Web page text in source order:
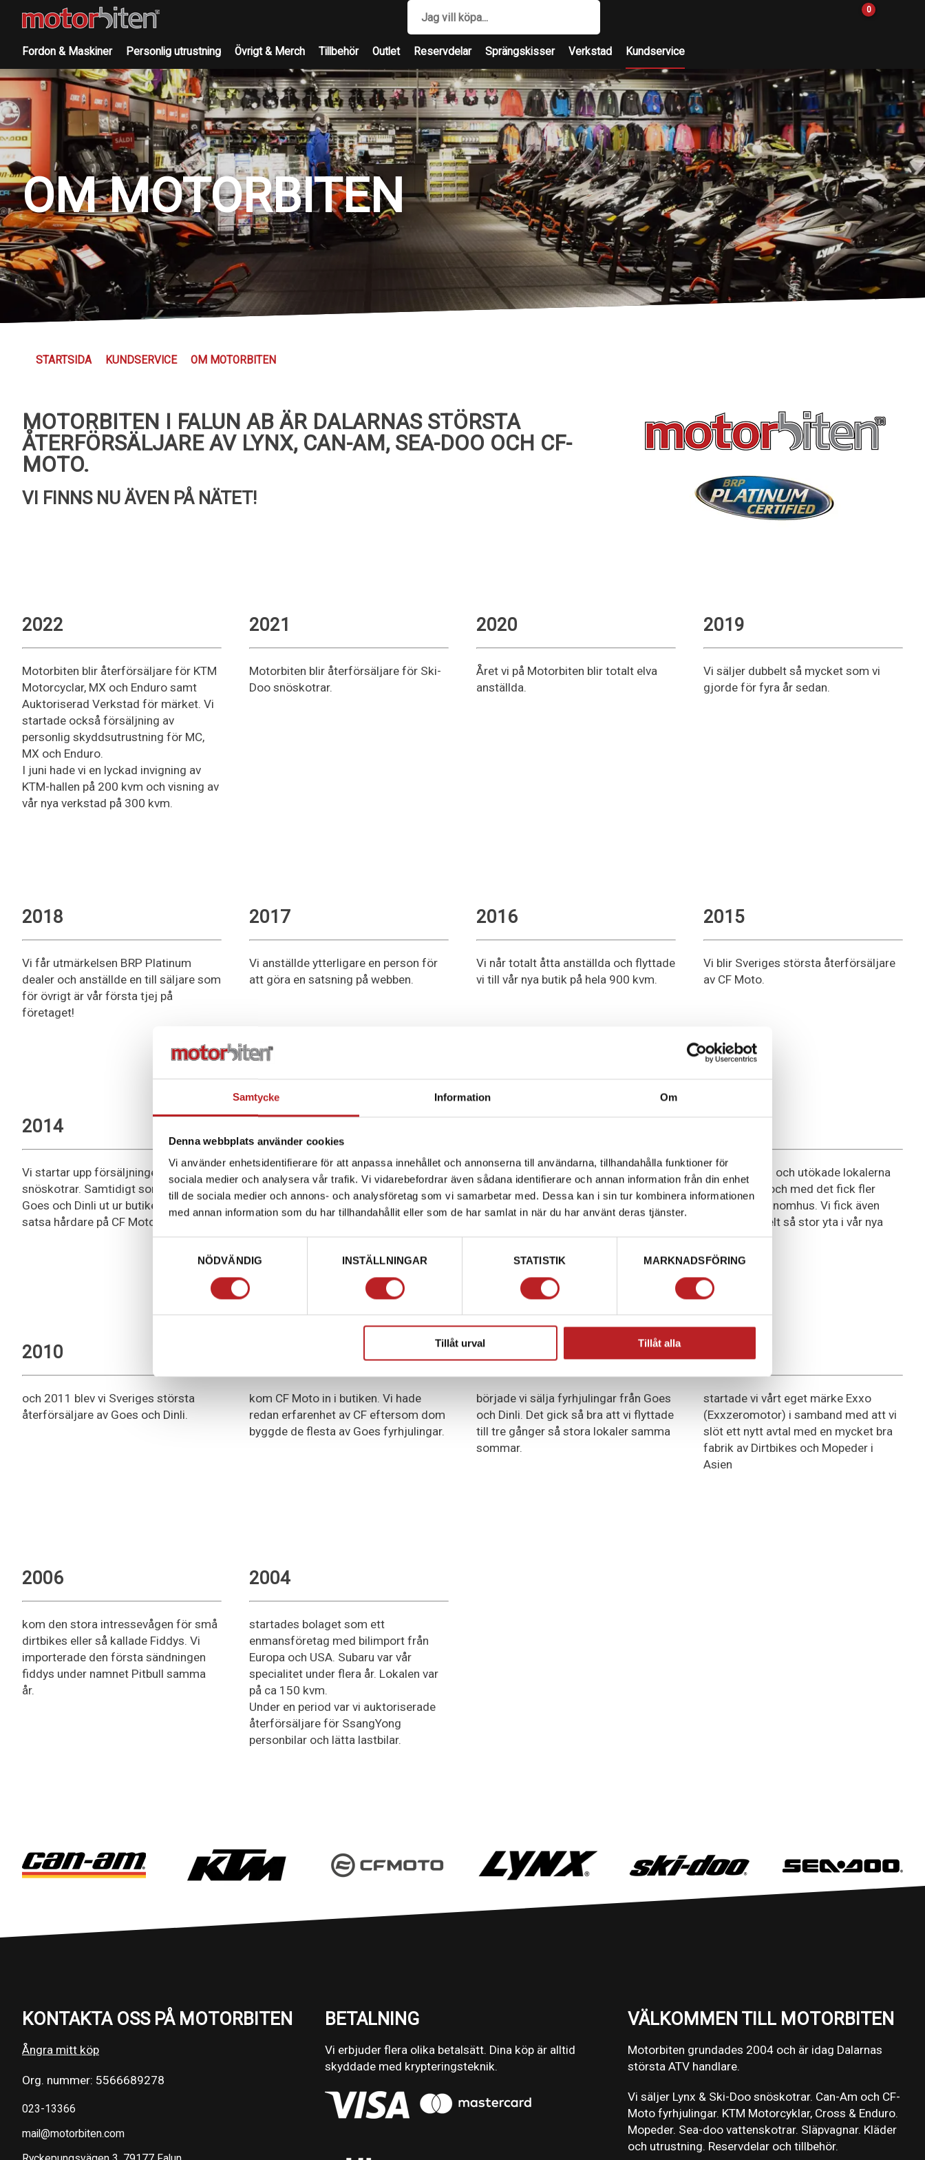
Samtycke Information Om
Denna webbplats använder cookies
Vi använder enhetsidentifierare för att anpassa innehållet och annonserna till användarna, tillhandahålla funktioner för
sociala medier och analysera vår trafik. Vi vidarebefordrar även sådana identifierare och annan information från din enhet
till de sociala medier och annons- och analysföretag som vi samarbetar med. Dessa kan i sin tur kombinera informationen
med annan information som du har tillhandahållit eller som de har samlat in när du har använt deras tjänster.
NÖDVÄNDIG
INSTÄLLNINGAR STATISTIK MARKNADSFÖRING
Tillåt urval Tillåt alla
0
Fordon & Maskiner Personlig utrustning Övrigt & Merch Tillbehör Outlet Reservdelar Sprängskisser Verkstad Kundservice
OM MOTORBITEN
STARTSIDA KUNDSERVICE OM MOTORBITEN
MOTORBITEN I FALUN AB ÄR DALARNAS STÖRSTA
ÅTERFÖRSÄLJARE AV LYNX, CAN-AM, SEA-DOO OCH CF-
MOTO.
VI FINNS NU ÄVEN PÅ NÄTET!
2022
Motorbiten blir återförsäljare för KTM
Motorcyclar, MX och Enduro samt
Auktoriserad Verkstad för märket. Vi
startade också försäljning av
personlig skyddsutrustning för MC,
MX och Enduro.
I juni hade vi en lyckad invigning av
KTM-hallen på 200 kvm och visning av
vår nya verkstad på 300 kvm.
2021
Motorbiten blir återförsäljare för Ski-
Doo snöskotrar.
2020
Året vi på Motorbiten blir totalt elva
anställda.
2019
Vi säljer dubbelt så mycket som vi
gjorde för fyra år sedan.
2018
Vi får utmärkelsen BRP Platinum
dealer och anställde en till säljare som
för övrigt är vår första tjej på
företaget!
2017
Vi anställde ytterligare en person för
att göra en satsning på webben.
2016
Vi når totalt åtta anställda och flyttade
vi till vår nya butik på hela 900 kvm.
2015
Vi blir Sveriges största återförsäljare
av CF Moto.
2014
Vi startar upp försäljningen av Lynx
snöskotrar. Samtidigt sorterades
Goes och Dinli ut ur butiken för att
satsa hårdare på CF Moto.
tog vi över försäljningen av Sea-Doo
vattenskotrar.
blev vi återförsäljare för Can-Am
fyrhjulingar.
byggde vi om och utökade lokalerna
ytterligare. I och med det fick fler
fordon plats inomhus. Vi fick även
mer än dubbelt så stor yta i vår nya
verkstad.
2010
och 2011 blev vi Sveriges största
återförsäljare av Goes och Dinli.
kom CF Moto in i butiken. Vi hade
redan erfarenhet av CF eftersom dom
byggde de flesta av Goes fyrhjulingar.
2007
började vi sälja fyrhjulingar från Goes
och Dinli. Det gick så bra att vi flyttade
till tre gånger så stora lokaler samma
sommar.
startade vi vårt eget märke Exxo
(Exxzeromotor) i samband med att vi
slöt ett nytt avtal med en mycket bra
fabrik av Dirtbikes och Mopeder i
Asien
2006
kom den stora intressevågen för små
dirtbikes eller så kallade Fiddys. Vi
importerade den första sändningen
fiddys under namnet Pitbull samma
år.
2004
startades bolaget som ett
enmansföretag med bilimport från
Europa och USA. Subaru var vår
specialitet under flera år. Lokalen var
på ca 150 kvm.
Under en period var vi auktoriserade
återförsäljare för SsangYong
personbilar och lätta lastbilar.
KONTAKTA OSS PÅ MOTORBITEN
Ångra mitt köp
Org. nummer: 5566689278
023-13366
mail@motorbiten.com
BETALNING
Vi erbjuder flera olika betalsätt. Dina köp är alltid
skyddade med krypteringsteknik.
VÄLKOMMEN TILL MOTORBITEN
Motorbiten grundades 2004 och är idag Dalarnas
största ATV handlare.
Vi säljer Lynx & Ski-Doo snöskotrar. Can-Am och CF-
Moto fyrhjulingar. KTM Motorcyklar, Cross & Enduro.
Mopeder. Sea-doo vattenskotrar. Släpvagnar. Kläder
och utrustning. Reservdelar och tillbehör.